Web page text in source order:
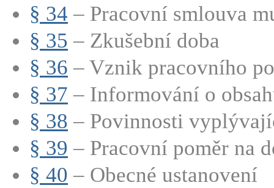
§ 34 – Pracovní smlouva
§ 35 – Zkušební doba
§ 36 – Vznik pracovního
§ 37 – Informování o
§ 38 – Povinnosti
§ 39 – Pracovní poměr na
§ 40 – Obecné ustanovení